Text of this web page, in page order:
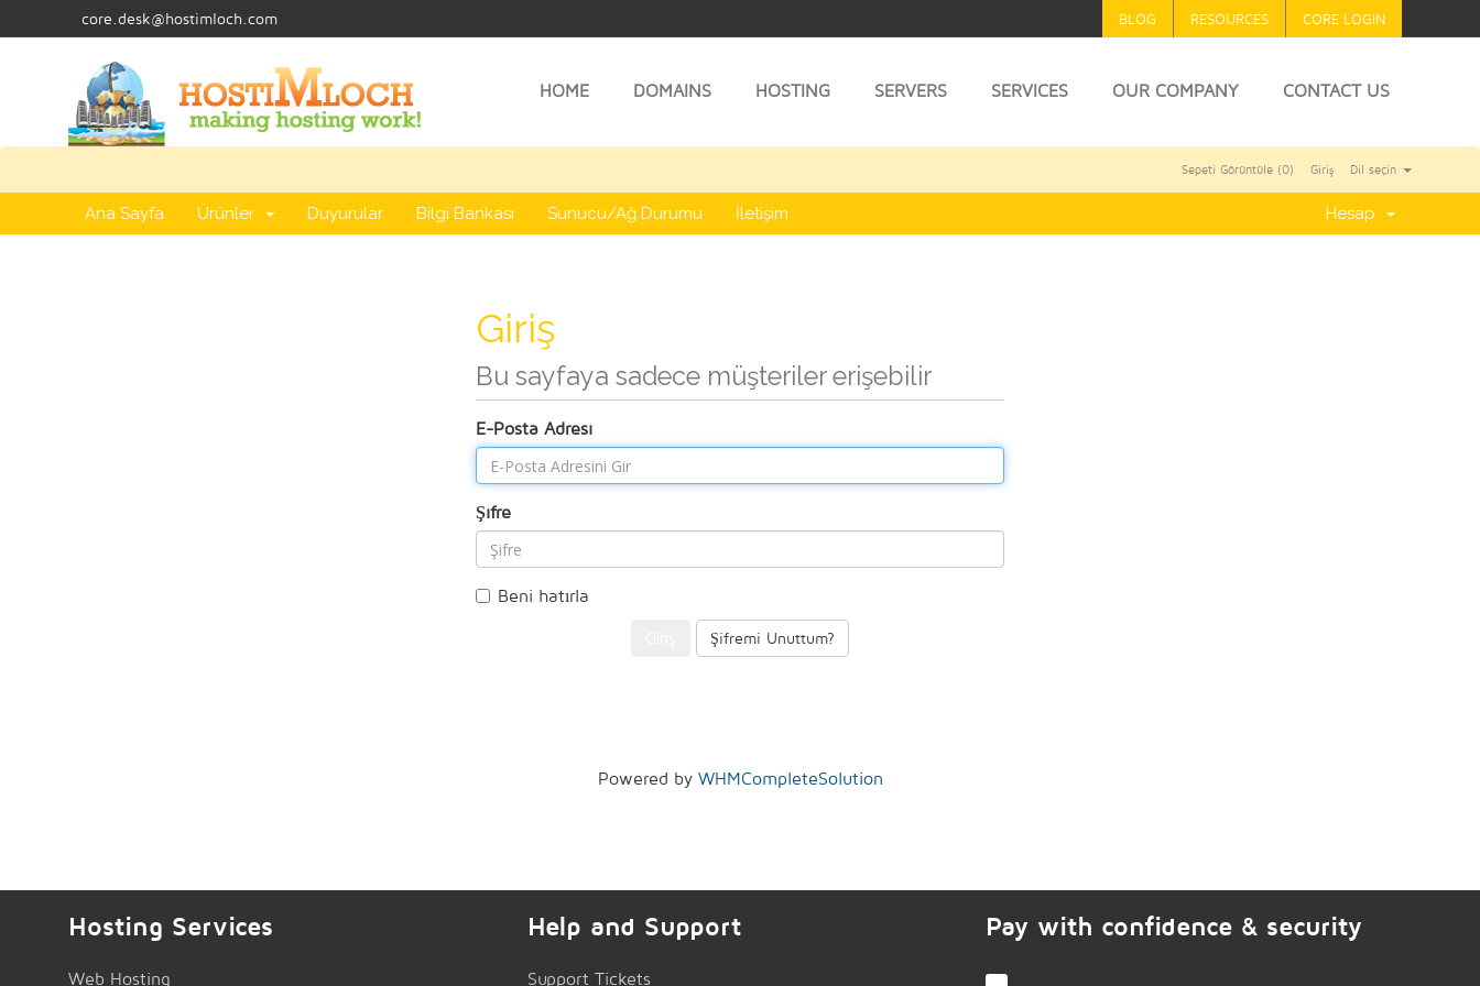
core.desk@hostimloch.com BLOG RESOURCES CORE LOGIN
HOME DOMAINS HOSTING SERVERS SERVICES OUR COMPANY CONTACT US
Dil seçin
Giriş
Sepeti Görüntüle (0)
Ana Sayfa Ürünler Duyurular Bilgi Bankası Sunucu/Ağ Durumu İletişim Hesap
Giriş
Bu sayfaya sadece müşteriler erişebilir
E-Posta Adresi
Şifre
Beni hatırla
Şifremi Unuttum?
Powered by WHMCompleteSolution
Hosting Services
Web Hosting
Help and Support
Support Tickets
Pay with confidence & security